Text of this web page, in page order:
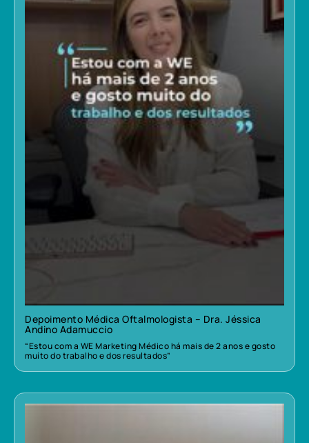
Depoimento Médica Oftalmologista – Dra. Jéssica
Andino Adamuccio
“Estou com a WE Marketing Médico há mais de 2 anos e gosto
muito do trabalho e dos resultados”